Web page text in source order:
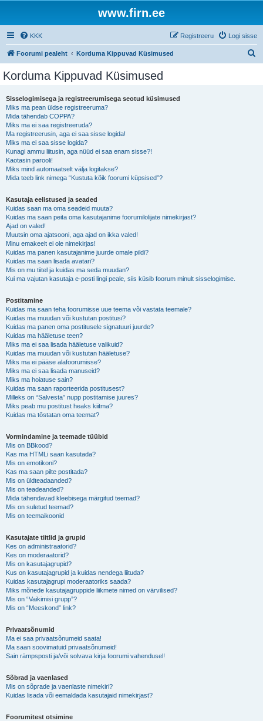
www.firn.ee
KKK Logi sisse
Registreeru
Foorumi pealeht Korduma Kippuvad Küsimused
Korduma Kippuvad Küsimused
Sisselogimisega ja registreerumisega seotud küsimused
Miks ma pean üldse registreeruma?
Mida tähendab COPPA?
Miks ma ei saa registreeruda?
Ma registreerusin, aga ei saa sisse logida!
Miks ma ei saa sisse logida?
Kunagi ammu liitusin, aga nüüd ei saa enam sisse?!
Kaotasin parooli!
Miks mind automaatselt välja logitakse?
Mida teeb link nimega “Kustuta kõik foorumi küpsised”?
Kasutaja eelistused ja seaded
Kuidas saan ma oma seadeid muuta?
Kuidas ma saan peita oma kasutajanime foorumilolijate nimekirjast?
Ajad on valed!
Muutsin oma ajatsooni, aga ajad on ikka valed!
Minu emakeelt ei ole nimekirjas!
Kuidas ma panen kasutajanime juurde omale pildi?
Kuidas ma saan lisada avatari?
Mis on mu tiitel ja kuidas ma seda muudan?
Kui ma vajutan kasutaja e-posti lingi peale, siis küsib foorum minult sisselogimise.
Postitamine
Kuidas ma saan teha foorumisse uue teema või vastata teemale?
Kuidas ma muudan või kustutan postitusi?
Kuidas ma panen oma postitusele signatuuri juurde?
Kuidas ma hääletuse teen?
Miks ma ei saa lisada hääletuse valikuid?
Kuidas ma muudan või kustutan hääletuse?
Miks ma ei pääse alafoorumisse?
Miks ma ei saa lisada manuseid?
Miks ma hoiatuse sain?
Kuidas ma saan raporteerida postitusest?
Milleks on “Salvesta” nupp postitamise juures?
Miks peab mu postitust heaks kiitma?
Kuidas ma tõstatan oma teemat?
Vormindamine ja teemade tüübid
Mis on BBkood?
Kas ma HTMLi saan kasutada?
Mis on emotikoni?
Kas ma saan pilte postitada?
Mis on üldteadaanded?
Mis on teadeanded?
Mida tähendavad kleebisega märgitud teemad?
Mis on suletud teemad?
Mis on teemaikoonid
Kasutajate tiitlid ja grupid
Kes on administraatorid?
Kes on moderaatorid?
Mis on kasutajagrupid?
Kus on kasutajagrupid ja kuidas nendega liituda?
Kuidas kasutajagrupi moderaatoriks saada?
Miks mõnede kasutajagruppide liikmete nimed on värvilised?
Mis on “Vaikimisi grupp”?
Mis on “Meeskond” link?
Privaatsõnumid
Ma ei saa privaatsõnumeid saata!
Ma saan soovimatuid privaatsõnumeid!
Sain rämpsposti ja/või solvava kirja foorumi vahendusel!
Sõbrad ja vaenlased
Mis on sõprade ja vaenlaste nimekiri?
Kuidas lisada või eemaldada kasutajaid nimekirjast?
Foorumitest otsimine